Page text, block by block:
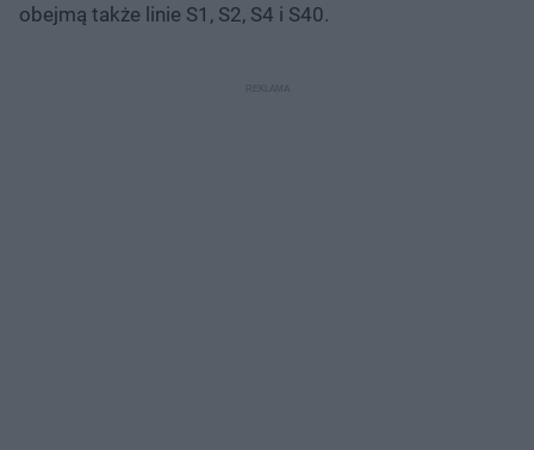
obejmą także linie S1, S2, S4 i S40.